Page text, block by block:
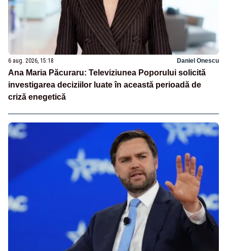
6 aug. 2026, 15:18 Daniel Onescu
Ana Maria Păcuraru: Televiziunea Poporului solicită
investigarea deciziilor luate în această perioadă de
criză enegetică